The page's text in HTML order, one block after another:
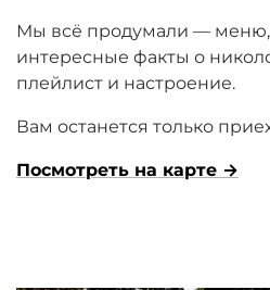
Мы всё продумали — меню,
интересные факты о
плейлист и настроение.
Вам останется только
Посмотреть на карте →